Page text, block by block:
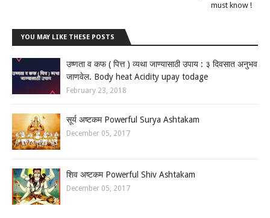
must know !
YOU MAY LIKE THESE POSTS
उष्णता व कफ ( पित्त ) व्यथा जाण्यासाठी उपाय : ३ दिवसात अनुभव
जाणवेल. Body heat Acidity upay todage
February 23, 2018
सूर्य अष्टकम Powerful Surya Ashtakam
December 05, 2017
शिव अष्टकम Powerful Shiv Ashtakam
December 05, 2017